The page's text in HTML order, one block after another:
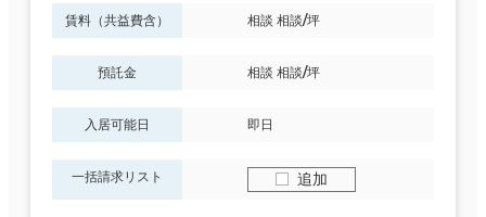
賃料（共益費含） 相談 相談/坪
預託金 相談 相談/坪
入居可能日 即日
一括請求リスト 追加